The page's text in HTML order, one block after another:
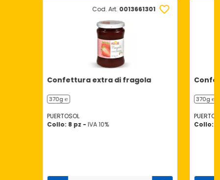
Cod. Art. 0013661301
Confettura extra di fragola
370g ℮
PUERTOSOL
Collo: 8 pz - IVA 10%
370g ℮
Collo: